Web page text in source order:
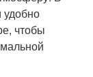
удобно
чтобы